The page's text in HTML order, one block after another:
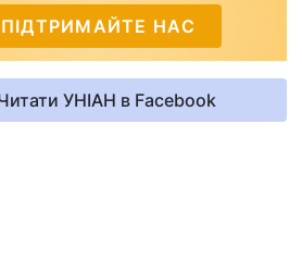
ПІДТРИМАЙТЕ НАС
УНІАН в Facebook